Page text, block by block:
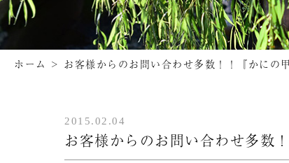
ホーム > お客様からのお問い合わせ多数！！『かにの甲
2015.02.04
お客様からのお問い合わせ多数